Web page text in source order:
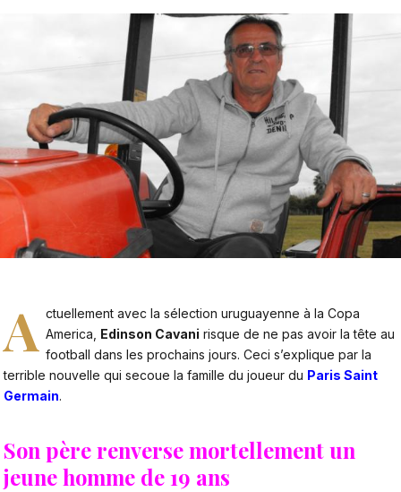
A ctuellement avec la sélection uruguayenne à la Copa
America, Edinson Cavani risque de ne pas avoir la tête au
football dans les prochains jours. Ceci s’explique par la
terrible nouvelle qui secoue la famille du joueur du Paris Saint
Germain.
Son père renverse mortellement un
jeune homme de 19 ans